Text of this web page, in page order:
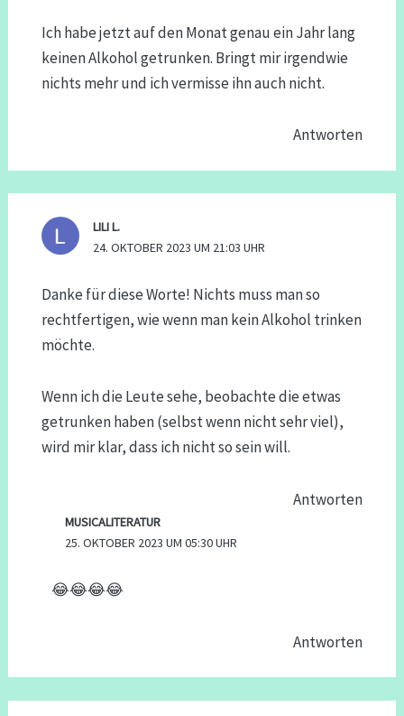
Ich habe jetzt auf den Monat genau ein Jahr lang
keinen Alkohol getrunken. Bringt mir irgendwie
nichts mehr und ich vermisse ihn auch nicht.
Antworten
LILI L.
24. OKTOBER 2023 UM 21:03 UHR
Danke für diese Worte! Nichts muss man so
rechtfertigen, wie wenn man kein Alkohol trinken
möchte.
Wenn ich die Leute sehe, beobachte die etwas
getrunken haben (selbst wenn nicht sehr viel),
wird mir klar, dass ich nicht so sein will.
Antworten
MUSICALITERATUR
25. OKTOBER 2023 UM 05:30 UHR
😂😂😂😂
Antworten